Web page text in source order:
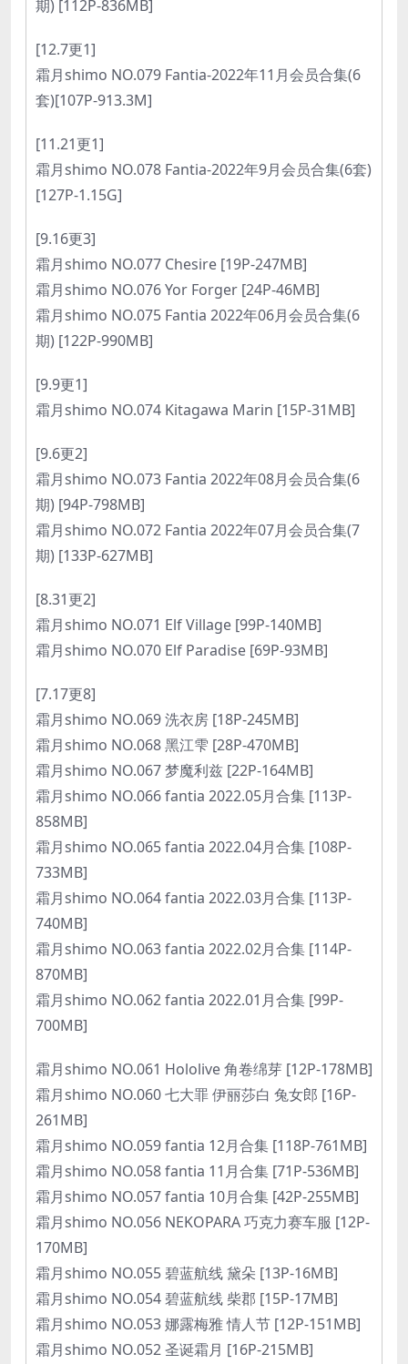
期) [112P-836MB]
[12.7更1]
霜月shimo NO.079 Fantia-2022年11月会员合集(6
套)[107P-913.3M]
[11.21更1]
霜月shimo NO.078 Fantia-2022年9月会员合集(6套)
[127P-1.15G]
[9.16更3]
霜月shimo NO.077 Chesire [19P-247MB]
霜月shimo NO.076 Yor Forger [24P-46MB]
霜月shimo NO.075 Fantia 2022年06月会员合集(6
期) [122P-990MB]
[9.9更1]
霜月shimo NO.074 Kitagawa Marin [15P-31MB]
[9.6更2]
霜月shimo NO.073 Fantia 2022年08月会员合集(6
期) [94P-798MB]
霜月shimo NO.072 Fantia 2022年07月会员合集(7
期) [133P-627MB]
[8.31更2]
霜月shimo NO.071 Elf Village [99P-140MB]
霜月shimo NO.070 Elf Paradise [69P-93MB]
[7.17更8]
霜月shimo NO.069 洗衣房 [18P-245MB]
霜月shimo NO.068 黑江雫 [28P-470MB]
霜月shimo NO.067 梦魔利兹 [22P-164MB]
霜月shimo NO.066 fantia 2022.05月合集 [113P-
858MB]
霜月shimo NO.065 fantia 2022.04月合集 [108P-
733MB]
霜月shimo NO.064 fantia 2022.03月合集 [113P-
740MB]
霜月shimo NO.063 fantia 2022.02月合集 [114P-
870MB]
霜月shimo NO.062 fantia 2022.01月合集 [99P-
700MB]
霜月shimo NO.061 Hololive 角卷绵芽 [12P-178MB]
霜月shimo NO.060 七大罪 伊丽莎白 兔女郎 [16P-
261MB]
霜月shimo NO.059 fantia 12月合集 [118P-761MB]
霜月shimo NO.058 fantia 11月合集 [71P-536MB]
霜月shimo NO.057 fantia 10月合集 [42P-255MB]
霜月shimo NO.056 NEKOPARA 巧克力赛车服 [12P-
170MB]
霜月shimo NO.055 碧蓝航线 黛朵 [13P-16MB]
霜月shimo NO.054 碧蓝航线 柴郡 [15P-17MB]
霜月shimo NO.053 娜露梅雅 情人节 [12P-151MB]
霜月shimo NO.052 圣诞霜月 [16P-215MB]